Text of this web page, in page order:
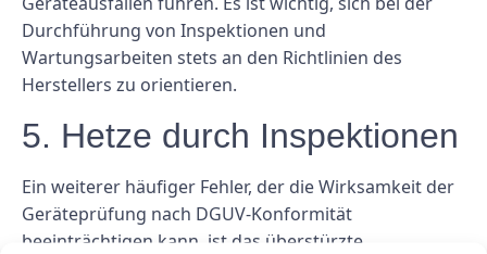
Durchführung von Inspektionen und
Wartungsarbeiten stets an den Richtlinien des
Herstellers zu orientieren.
5. Hetze durch Inspektionen
Ein weiterer häufiger Fehler, der die Wirksamkeit der
Geräteprüfung nach DGUV-Konformität
beeinträchtigen kann, ist das überstürzte